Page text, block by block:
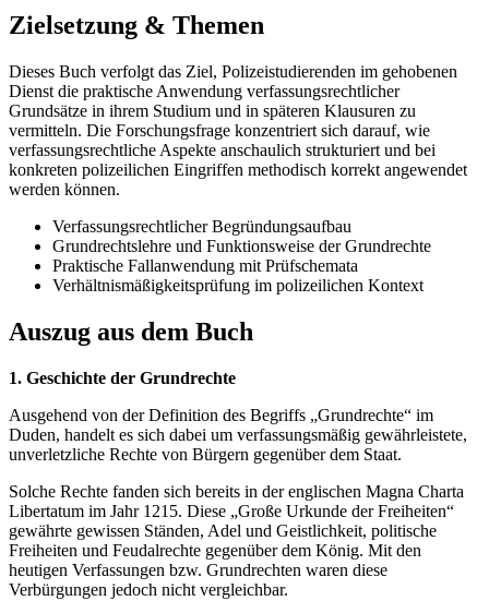
Zielsetzung & Themen
Dieses Buch verfolgt das Ziel, Polizeistudierenden im gehobenen
Dienst die praktische Anwendung verfassungsrechtlicher
Grundsätze in ihrem Studium und in späteren Klausuren zu
vermitteln. Die Forschungsfrage konzentriert sich darauf, wie
verfassungsrechtliche Aspekte anschaulich strukturiert und bei
konkreten polizeilichen Eingriffen methodisch korrekt angewendet
werden können.
Verfassungsrechtlicher Begründungsaufbau
Grundrechtslehre und Funktionsweise der Grundrechte
Praktische Fallanwendung mit Prüfschemata
Verhältnismäßigkeitsprüfung im polizeilichen Kontext
Auszug aus dem Buch
1. Geschichte der Grundrechte
Ausgehend von der Definition des Begriffs „Grundrechte“ im
Duden, handelt es sich dabei um verfassungsmäßig gewährleistete,
unverletzliche Rechte von Bürgern gegenüber dem Staat.
Solche Rechte fanden sich bereits in der englischen Magna Charta
Libertatum im Jahr 1215. Diese „Große Urkunde der Freiheiten“
gewährte gewissen Ständen, Adel und Geistlichkeit, politische
Freiheiten und Feudalrechte gegenüber dem König. Mit den
heutigen Verfassungen bzw. Grundrechten waren diese
Verbürgungen jedoch nicht vergleichbar.